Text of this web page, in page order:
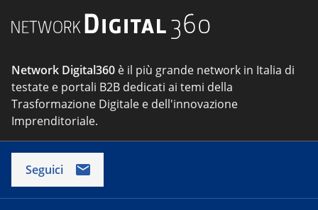
Network Digital360 è il più grande network in Italia di
testate e portali B2B dedicati ai temi della
Trasformazione Digitale e dell'innovazione
Imprenditoriale.
Seguici